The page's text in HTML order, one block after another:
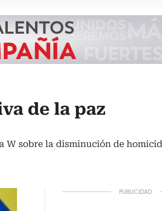
de la paz
W sobre la disminución de